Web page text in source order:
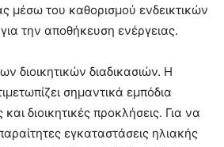
μέσω του καθορισμού ενδεικτικών
την αποθήκευση ενέργειας.
διοικητικών διαδικασιών. Η
σημαντικά εμπόδια
διοικητικές προκλήσεις. Για να
εγκαταστάσεις ηλιακής